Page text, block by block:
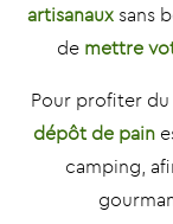
artisanauxsans
de mettre
Pour profiter du
dépôt de pain
camping,